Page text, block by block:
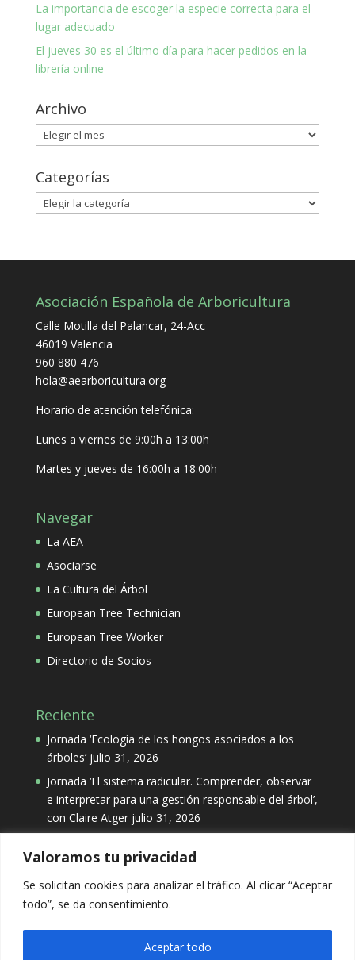
Valoramos tu privacidad
Se solicitan cookies para analizar el tráfico. Al clicar “Aceptar
todo”, se da consentimiento.
Aceptar todo
La importancia de escoger la especie correcta para el
lugar adecuado
El jueves 30 es el último día para hacer pedidos en la
librería online
Archivo
Archivo
Categorías
Categorías
Asociación Española de Arboricultura
Calle Motilla del Palancar, 24-Acc
46019 Valencia
960 880 476
hola@aearboricultura.org
Horario de atención telefónica:
Lunes a viernes de 9:00h a 13:00h
Martes y jueves de 16:00h a 18:00h
Navegar
La AEA
Asociarse
La Cultura del Árbol
European Tree Technician
European Tree Worker
Directorio de Socios
Reciente
Jornada ‘Ecología de los hongos asociados a los
árboles’ julio 31, 2026
Jornada ‘El sistema radicular. Comprender, observar
e interpretar para una gestión responsable del árbol’,
con Claire Atger julio 31, 2026